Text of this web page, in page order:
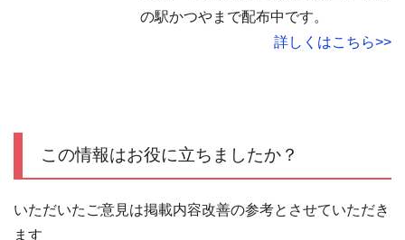
の駅かつやまで配布中です。
詳しくはこちら>>
この情報はお役に立ちましたか？
いただいたご意見は掲載内容改善の参考とさせていただき
ます